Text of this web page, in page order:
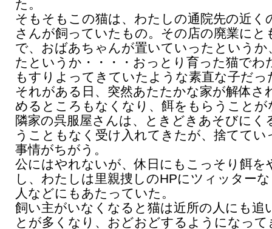
た。
そもそもこの猫は、わたしの通院先の近く
さんが飼っていたもの。その店の廃業にと
で、おばあちゃんが置いていったというか
たというか・・・・おっとり育った猫でわ
もすりよってきていたような素直な子だっ
それがある日、突然あたたかな家が解体さ
めるところもなくなり、餌をもらうこと
隣家の呉服屋さんは、ときどきあそびにく
うこともなく受け入れてきたが、捨ててい
事情がちがう。
公にはやれないが、休日にもこっそり餌を
し、わたしは里親捜しのHPにツィッター
人などにもあたっていた。
飼い主がいなくなると猫は近所の人にも追
とが多くなり、おどおどするようになって